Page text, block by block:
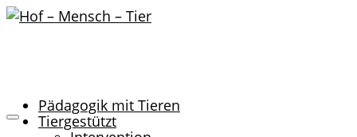
Pädagogik mit Tieren
Tiergestützt